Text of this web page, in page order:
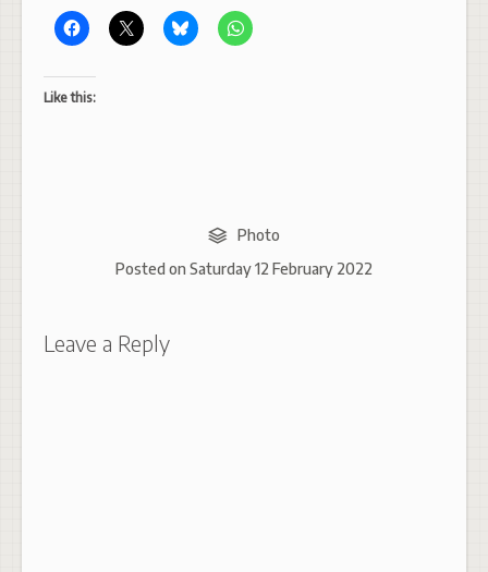
Like this:
Photo
Posted on Saturday 12 February 2022
Leave a Reply